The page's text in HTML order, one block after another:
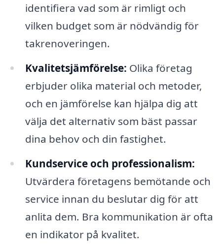
identifiera vad som är rimligt och
vilken budget som är nödvändig för
takrenoveringen.
Kvalitetsjämförelse: Olika företag
erbjuder olika material och metoder,
och en jämförelse kan hjälpa dig att
välja det alternativ som bäst passar
dina behov och din fastighet.
Kundservice och professionalism:
Utvärdera företagens bemötande och
service innan du beslutar dig för att
anlita dem. Bra kommunikation är ofta
en indikator på kvalitet.